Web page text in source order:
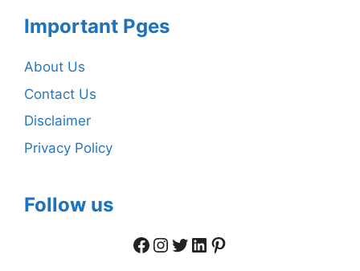
Important Pges
About Us
Contact Us
Disclaimer
Privacy Policy
Follow us
Facebook
Instagram
Twitter
LinkedIn
Pinterest